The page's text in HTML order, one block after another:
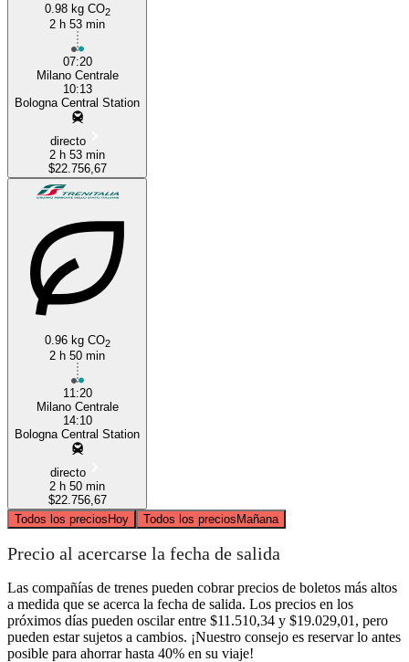
0.98 kg CO2
2 h 53 min
07:20
Milano Centrale
10:13
Bologna Central Station
directo
2 h 53 min
$22.756,67
0.96 kg CO2
2 h 50 min
11:20
Milano Centrale
14:10
Bologna Central Station
directo
2 h 50 min
$22.756,67
Todos los preciosHoy Todos los preciosMañana
Precio al acercarse la fecha de salida
Las compañías de trenes pueden cobrar precios de boletos más altos
a medida que se acerca la fecha de salida. Los precios en los
próximos días pueden oscilar entre $11.510,34 y $19.029,01, pero
pueden estar sujetos a cambios. ¡Nuestro consejo es reservar lo antes
posible para ahorrar hasta 40% en su viaje!